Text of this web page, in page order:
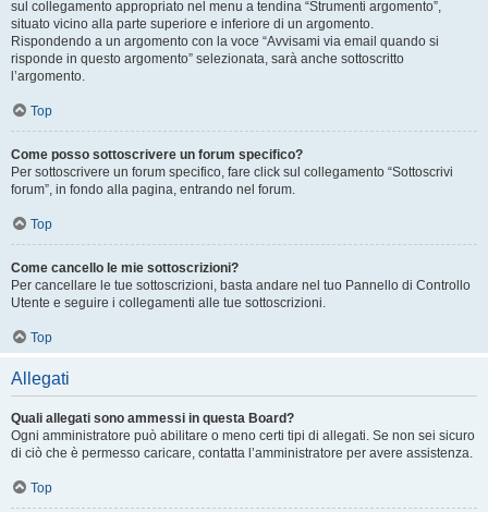
sul collegamento appropriato nel menu a tendina “Strumenti argomento”,
situato vicino alla parte superiore e inferiore di un argomento.
Rispondendo a un argomento con la voce “Avvisami via email quando si
risponde in questo argomento” selezionata, sarà anche sottoscritto
l’argomento.
Top
Come posso sottoscrivere un forum specifico?
Per sottoscrivere un forum specifico, fare click sul collegamento “Sottoscrivi
forum”, in fondo alla pagina, entrando nel forum.
Top
Come cancello le mie sottoscrizioni?
Per cancellare le tue sottoscrizioni, basta andare nel tuo Pannello di Controllo
Utente e seguire i collegamenti alle tue sottoscrizioni.
Top
Allegati
Quali allegati sono ammessi in questa Board?
Ogni amministratore può abilitare o meno certi tipi di allegati. Se non sei sicuro
di ciò che è permesso caricare, contatta l’amministratore per avere assistenza.
Top